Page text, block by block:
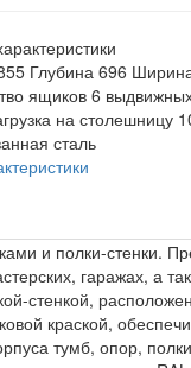
Глубина 696
ящиков 6
на столешницу
сталь
и полки-стенки.
гаражах, а
стенкой,
краской,
тумб, опор,